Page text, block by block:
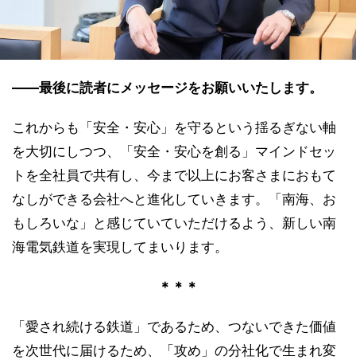
――最後に読者にメッセージをお願いいたします。
これからも「安全・安心」を守るという揺るぎない軸
を大切にしつつ、「安全・安心を創る」マインドセッ
トを全社員で共有し、今まで以上にお客さまにおもて
なしができる会社へと進化していきます。「南海、お
もしろいな」と感じていていただけるよう、新しい南
海電気鉄道を実現してまいります。
＊＊＊
「愛され続ける鉄道」であるため、つないできた価値
を次世代に届けるため、「攻め」の分社化で生まれ変